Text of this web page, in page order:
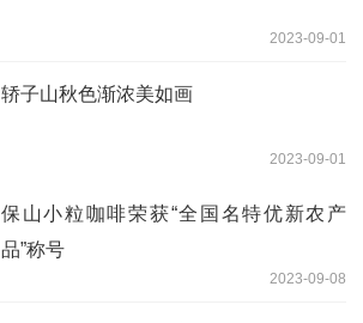
2023-09-01
轿子山秋色渐浓美如画
2023-09-01
保山小粒咖啡荣获“全国名特优新农产
品”称号
2023-09-08